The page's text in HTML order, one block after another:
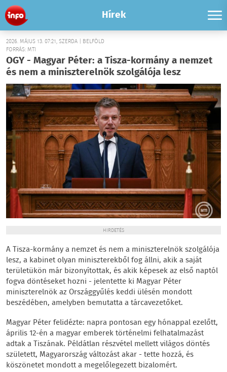
Hírek
2026. MÁJUS 13. 07:21, SZERDA | BELFÖLD
FORRÁS: MTI
OGY - Magyar Péter: a Tisza-kormány a nemzet
és nem a miniszterelnök szolgálója lesz
HIRDETÉS
A Tisza-kormány a nemzet és nem a miniszterelnök szolgálója
lesz, a kabinet olyan miniszterekből fog állni, akik a saját
területükön már bizonyítottak, és akik képesek az első naptól
fogva döntéseket hozni - jelentette ki Magyar Péter
miniszterelnök az Országgyűlés keddi ülésén mondott
beszédében, amelyben bemutatta a tárcavezetőket.
Magyar Péter felidézte: napra pontosan egy hónappal ezelőtt,
április 12-én a magyar emberek történelmi felhatalmazást
adtak a Tiszának. Példátlan részvétel mellett világos döntés
született, Magyarország változást akar - tette hozzá, és
köszönetet mondott a megelőlegezett bizalomért.